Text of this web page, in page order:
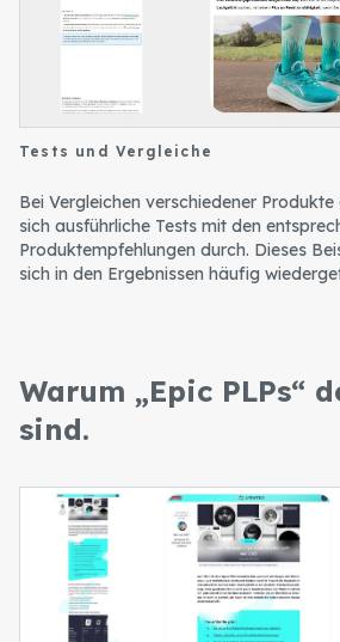
Retail & E-
Tourismus &
Robert Weißgraeber (Co-
Blog
E-Commerce-
Glossar
Meetup-
Next Event
Thought
Tests und Vergleiche
Bei Vergleichen verschiedener
sich ausführliche Tests mit den
Produktempfehlungen durch. Dieses
sich in den Ergebnissen häufig
Warum „Epic PLPs“
sind.